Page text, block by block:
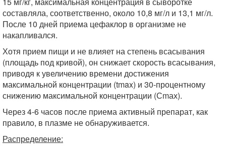
составляла, соответственно, около 10,8 мг/л и 13,1 мг/л.
После 10 дней приема цефаклор в организме не
накапливался.
Хотя прием пищи и не влияет на степень всасывания
(площадь под кривой), он снижает скорость всасывания,
приводя к увеличению времени достижения
максимальной концентрации (tmax) и 30-процентному
снижению максимальной концентрации (Сmах).
Через 4-6 часов после приема активный препарат, как
правило, в плазме не обнаруживается.
Распределение: